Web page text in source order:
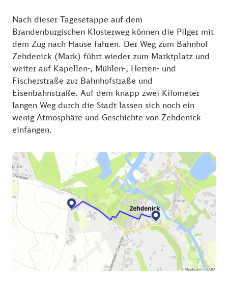
Nordflügel als Kulisse für Konzerte und
Veranstaltungen des Evangelischen Stifts genutzt.
Das Kloster beherbergt die Evangelische
Familienberatung und bietet Wohnungen für
Familien.
Im Nordflügel des Klosters unter den gotischen
Gewölben befindet sich ein modernes, 2022
eingeweihtes Museum unter dem Titel: "Den Himmel
im Blick. Das Kloster Zehdenick und sein Altartuch",
Beisammensitzen einlädt. Das Museum erzählt auf
spannende Weise von der wechselvollen Historie des
Klosters und hält auch eine Überraschung für Kinder
bereit.
Nach dieser Tagesetappe auf dem
Brandenburgischen Klosterweg können die Pilger mit
dem Zug nach Hause fahren. Der Weg zum Bahnhof
Zehdenick (Mark) führt wieder zum Marktplatz und
weiter auf Kapellen-, Mühlen-, Herren- und
Fischerstraße zur Bahnhofstraße und
Eisenbahnstraße. Auf dem knapp zwei Kilometer
langen Weg durch die Stadt lassen sich noch ein
wenig Atmosphäre und Geschichte von Zehdenick
einfangen.